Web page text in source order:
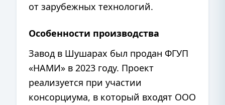
от зарубежных технологий.
Особенности производства
Завод в Шушарах был продан ФГУП
«НАМИ» в 2023 году. Проект
реализуется при участии
консорциума, в который входят ООО